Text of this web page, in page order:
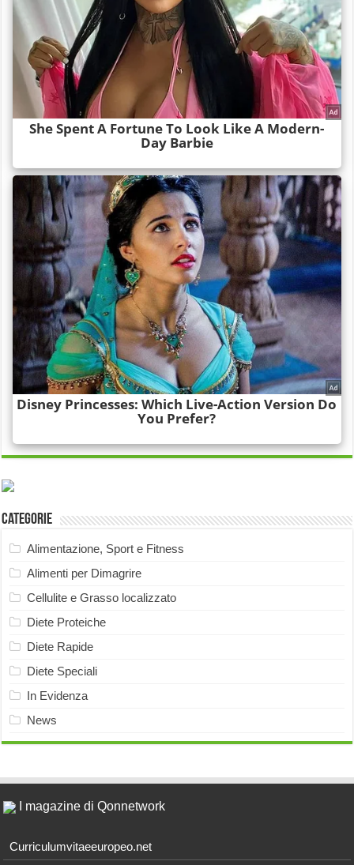
Categorie
Alimentazione, Sport e Fitness
Alimenti per Dimagrire
Cellulite e Grasso localizzato
Diete Proteiche
Diete Rapide
Diete Speciali
In Evidenza
News
I magazine di Qonnetwork
Curriculumvitaeeuropeo.net